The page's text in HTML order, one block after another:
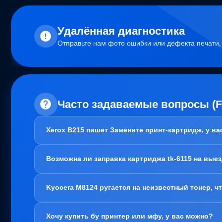
Удалённая диагностика
Отправьте нам фото ошибки или дефекта
Часто задаваемые вопросы
Xerox B215 пишет Замените принт-картридж, у
В вашем случае, заправка картриджа не требуется.
Варианта два:
1. Привозите вам, мы его чистим, меняем чип и фотовал
Актуально для:
Возможна ли заправка картриджа tk-6115 на
Да, заправка картриджа TK-6115 возможна как в нашем
Kyocera M8124 ругается на неизвестный тонер,
Скорее всего, проблема в картриджах, а точнее регион
Хочу купить бу принтер или мфу, у вас можно?